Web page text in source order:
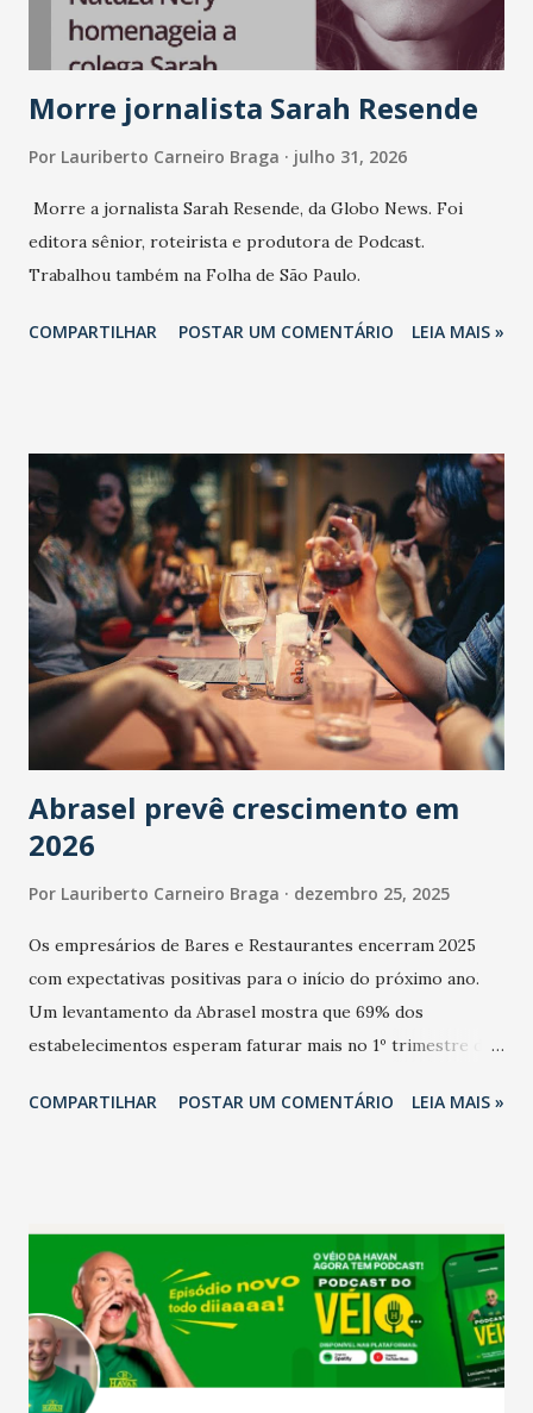
marcas, pessoas e mercado", afirma Tamires So...
Morre jornalista Sarah Resende
Por Lauriberto Carneiro Braga julho 31, 2026
Morre a jornalista Sarah Resende, da Globo News. Foi
editora sênior, roteirista e produtora de Podcast.
Trabalhou também na Folha de São Paulo.
COMPARTILHAR POSTAR UM COMENTÁRIO LEIA MAIS »
Abrasel prevê crescimento em
2026
Por Lauriberto Carneiro Braga dezembro 25, 2025
Os empresários de Bares e Restaurantes encerram 2025
com expectativas positivas para o início do próximo ano.
Um levantamento da Abrasel mostra que 69% dos
estabelecimentos esperam faturar mais no 1º trimestre de
relação ao último trimestre deste ano, 56% também
confraternizações de fim de ano e pelo pagamento do 13º
Salário para um número maior de trabalhadores, já que o
país tem a menor taxa de desemprego dos anos recentes.
Ainda segundo a Pesquisa, em novembro de 2025, 40% dos
bares e restaurantes operaram com lucro e outros 40%
COMPARTILHAR POSTAR UM COMENTÁRIO LEIA MAIS »